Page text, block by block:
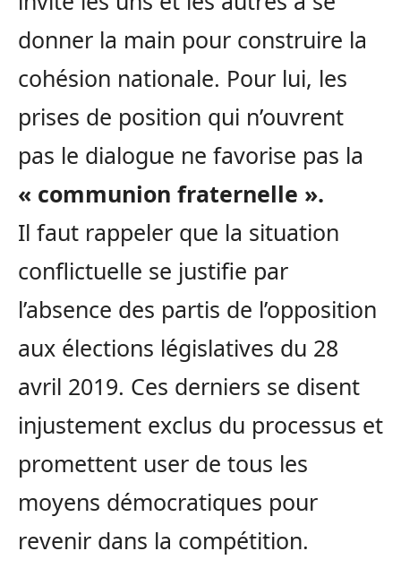
donner la main pour construire la
cohésion nationale. Pour lui, les
prises de position qui n’ouvrent
pas le dialogue ne favorise pas la
« communion fraternelle ».
Il faut rappeler que la situation
conflictuelle se justifie par
l’absence des partis de l’opposition
aux élections législatives du 28
avril 2019. Ces derniers se disent
injustement exclus du processus et
promettent user de tous les
moyens démocratiques pour
revenir dans la compétition.